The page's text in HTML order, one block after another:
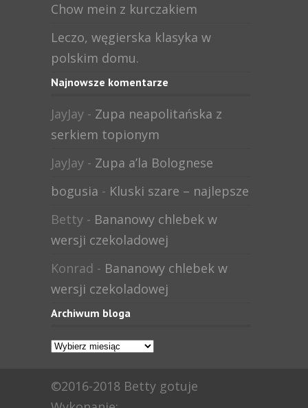
Chow mein z kurczakiem
Leczo, węgierska klasyka w
polskim domu.
Najnowsze komentarze
JayJay - Zupa neapolitańska z
serkiem topionym
JayJay - Zupa a’la Bolognese
bogusia - Kluski szare – najlepsze
Betty - Bananowy chlebek w
wersji czekoladowej
Konrad - Bananowy chlebek w
wersji czekoladowej
Archiwum bloga
Archiwum
©2016-2018 Betty gotuje